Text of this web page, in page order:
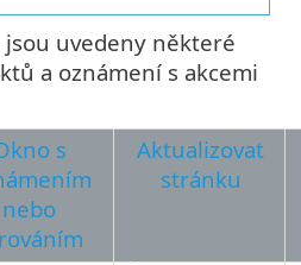
uvedeny některé
a oznámení s akcemi
s
nebo
Aktualizovat
stránku